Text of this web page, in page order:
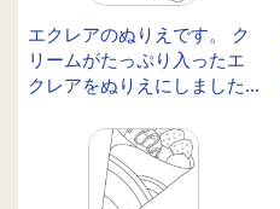
エクレアのぬりえです。 ク
リームがたっぷり入ったエ
クレアをぬりえにしました...